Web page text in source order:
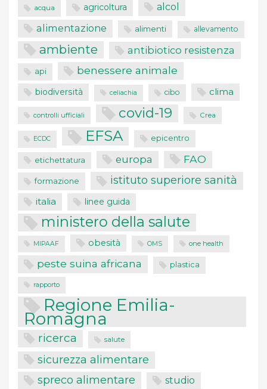
acqua agricoltura alcol
alimentazione alimenti allevamento
ambiente antibiotico resistenza
api benessere animale
biodiversità celiachia cibo clima
controlli ufficiali covid-19 Crea
ECDC EFSA epicentro
etichettatura europa FAO
formazione istituto superiore sanità
italia linee guida
ministero della salute
MIPAAF obesità OMS one health
peste suina africana plastica
rapporto
Regione Emilia-
Romagna
ricerca salute
sicurezza alimentare
spreco alimentare studio